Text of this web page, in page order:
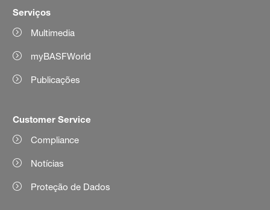
Serviços
Multimedia
myBASFWorld
Publicações
Customer Service
Compliance
Notícias
Proteção de Dados